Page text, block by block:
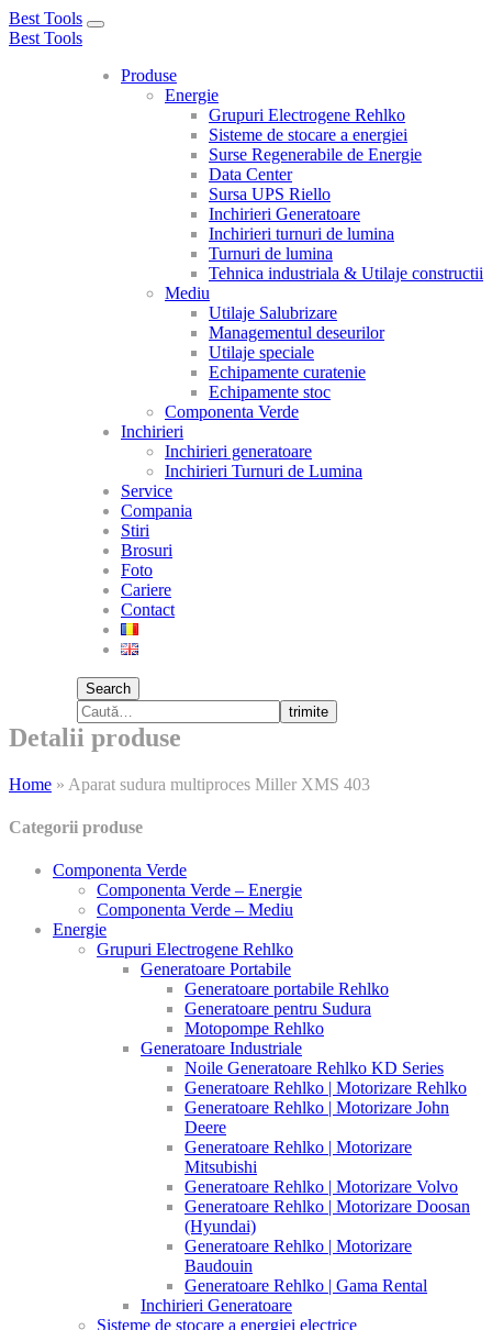
Best Tools
Toggle
Best Tools
Produse
Energie
Grupuri Electrogene Rehlko
Sisteme de stocare a energiei
Surse Regenerabile de Energie
Data Center
Sursa UPS Riello
Inchirieri Generatoare
Inchirieri turnuri de lumina
Turnuri de lumina
Tehnica industriala & Utilaje constructii
Mediu
Utilaje Salubrizare
Managementul deseurilor
Utilaje speciale
Echipamente curatenie
Echipamente stoc
Componenta Verde
Inchirieri
Inchirieri generatoare
Inchirieri Turnuri de Lumina
Service
Compania
Stiri
Brosuri
Foto
Cariere
Contact
Search
trimite
Detalii produse
Home » Aparat sudura multiproces Miller XMS 403
Categorii produse
Componenta Verde
Componenta Verde – Energie
Componenta Verde – Mediu
Energie
Grupuri Electrogene Rehlko
Generatoare Portabile
Generatoare portabile Rehlko
Generatoare pentru Sudura
Motopompe Rehlko
Generatoare Industriale
Noile Generatoare Rehlko KD Series
Generatoare Rehlko | Motorizare Rehlko
Generatoare Rehlko | Motorizare John
Deere
Generatoare Rehlko | Motorizare
Mitsubishi
Generatoare Rehlko | Motorizare Volvo
Generatoare Rehlko | Motorizare Doosan
(Hyundai)
Generatoare Rehlko | Motorizare
Baudouin
Generatoare Rehlko | Gama Rental
Inchirieri Generatoare
Sisteme de stocare a energiei electrice